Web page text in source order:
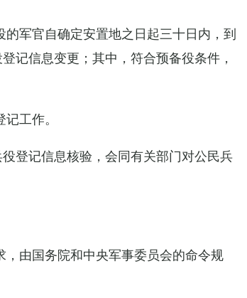
军官自确定安置地之日起三十日内，到
记信息变更；其中，符合预备役条件，
工作。
登记信息核验，会同有关部门对公民兵
由国务院和中央军事委员会的命令规